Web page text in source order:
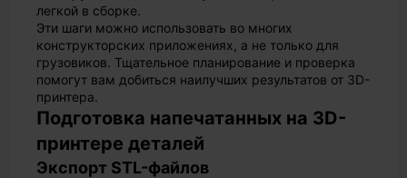
легкой в сборке.
Эти шаги можно использовать во многих
конструкторских приложениях, а не только для
грузовиков. Тщательное планирование и проверка
помогут вам добиться наилучших результатов от 3D-
принтера.
Подготовка напечатанных на 3D-
принтере деталей
Экспорт STL-файлов